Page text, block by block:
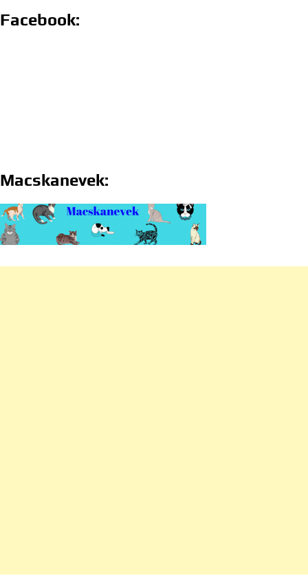
Facebook:
Macskanevek: